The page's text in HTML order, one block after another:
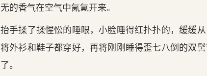
无的香气在空气中氤氲开来。
抬手揉了揉惺忪的睡眼，小脸睡得红扑扑的，缓缓
将外衫和鞋子都穿好，再将刚刚睡得歪七八倒的双
了。